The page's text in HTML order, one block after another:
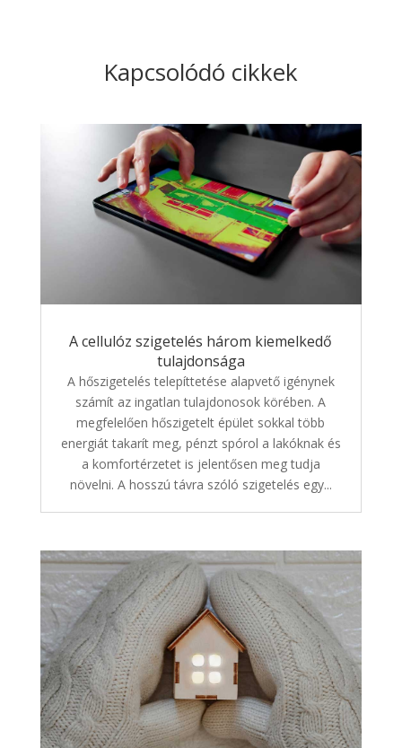
Kapcsolódó cikkek
A cellulóz szigetelés három kiemelkedő
tulajdonsága
A hőszigetelés telepíttetése alapvető igénynek
számít az ingatlan tulajdonosok körében. A
megfelelően hőszigetelt épület sokkal több
energiát takarít meg, pénzt spórol a lakóknak és
a komfortérzetet is jelentősen meg tudja
növelni. A hosszú távra szóló szigetelés egy...